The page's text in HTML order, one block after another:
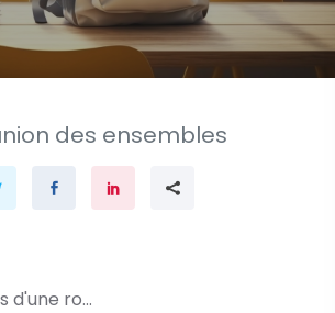
des ensembles
d'une ro...